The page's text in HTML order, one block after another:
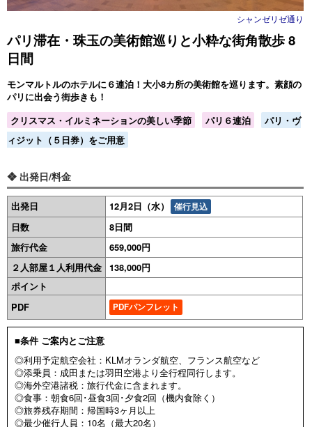
シャンゼリゼ通り
パリ滞在・珠玉の美術館巡りと小粋な街角散歩 8
日間
モンマルトルのホテルに６連泊！大小8カ所の美術館を巡ります。素顔の
パリに出会う街歩きも！
クリスマス・イルミネーションの美しい季節
パリ６連泊
パリ・ヴ
ィジット（５日券）をご用意
❖ 出発日/料金
出発日 12月2日（水） 催行見込
日数
8日間
旅行代金
659,000円
２人部屋１人利用代金 138,000円
ポイント
PDF
PDFパンフレット
■条件 ご案内とご注意
◎利用予定航空会社：KLMオランダ航空、フランス航空など
◎添乗員：成田または羽田空港より全行程同行します。
◎海外空港諸税：旅行代金に含まれます。
◎食事：朝食6回･昼食3回･夕食2回（機内食除く）
◎旅券残存期間：帰国時3ヶ月以上
◎最少催行人員：10名（最大20名）